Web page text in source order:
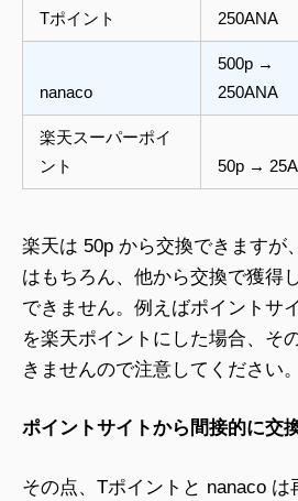
Tポイント
250ANA
nanaco
500p →
250ANA
楽天スーパーポイ
ント
50p →
楽天は 50p から交換できますが
はもちろん、他から交換で獲得
できません。例えばポイントサ
を楽天ポイントにした場合、そ
きませんので注意してください。
ポイントサイトから間接的に交
その点、Tポイントと nanaco は